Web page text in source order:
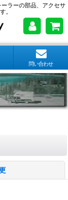
ラーの部品、アクセサ
。
問い合わせ